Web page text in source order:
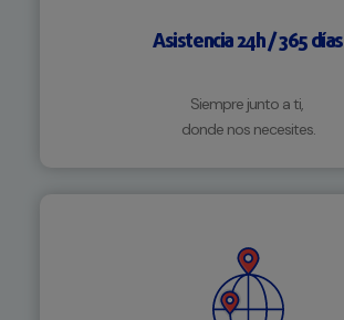
Asistencia 24h / 365 días
Siempre junto a ti,
donde nos necesites.